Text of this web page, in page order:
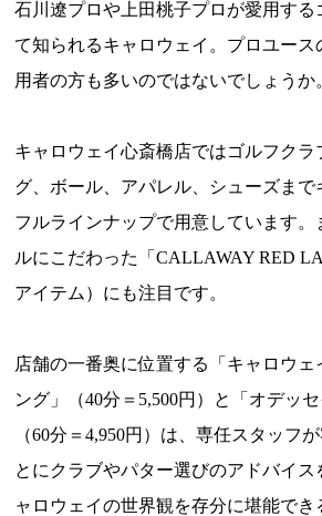
石川遼プロや上田桃子プロが愛用する
て知られるキャロウェイ。プロユース
用者の方も多いのではないでしょうか
キャロウェイ心斎橋店ではゴルフクラ
グ、ボール、アパレル、シューズまで
フルラインナップで用意しています。
ルにこだわった「CALLAWAY RED
アイテム）にも注目です。
店舗の一番奥に位置する「キャロウェ
ング」（40分＝5,500円）と「オデッセ
（60分＝4,950円）は、専任スタッフ
とにクラブやパター選びのアドバイス
ャロウェイの世界観を存分に堪能でき